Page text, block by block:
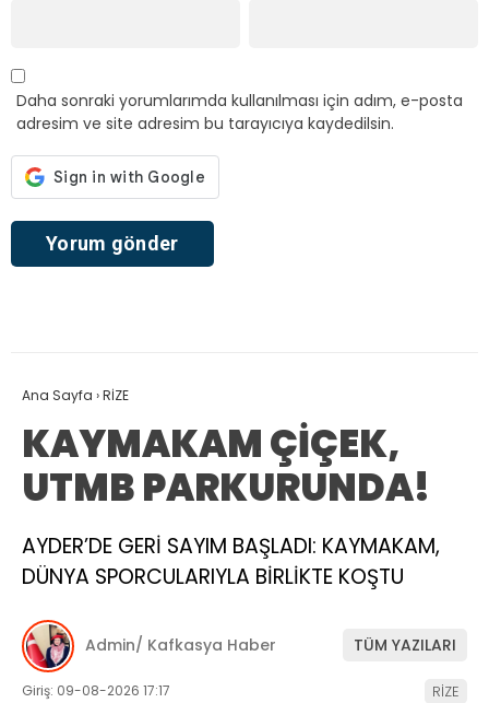
Daha sonraki yorumlarımda kullanılması için adım, e-posta
adresim ve site adresim bu tarayıcıya kaydedilsin.
Ana Sayfa ›RİZE
KAYMAKAM ÇİÇEK,
UTMB PARKURUNDA!
AYDER’DE GERİ SAYIM BAŞLADI: KAYMAKAM,
DÜNYA SPORCULARIYLA BİRLİKTE KOŞTU
Admin/ Kafkasya Haber TÜM YAZILARI
Giriş: 09-08-2026 17:17 RİZE